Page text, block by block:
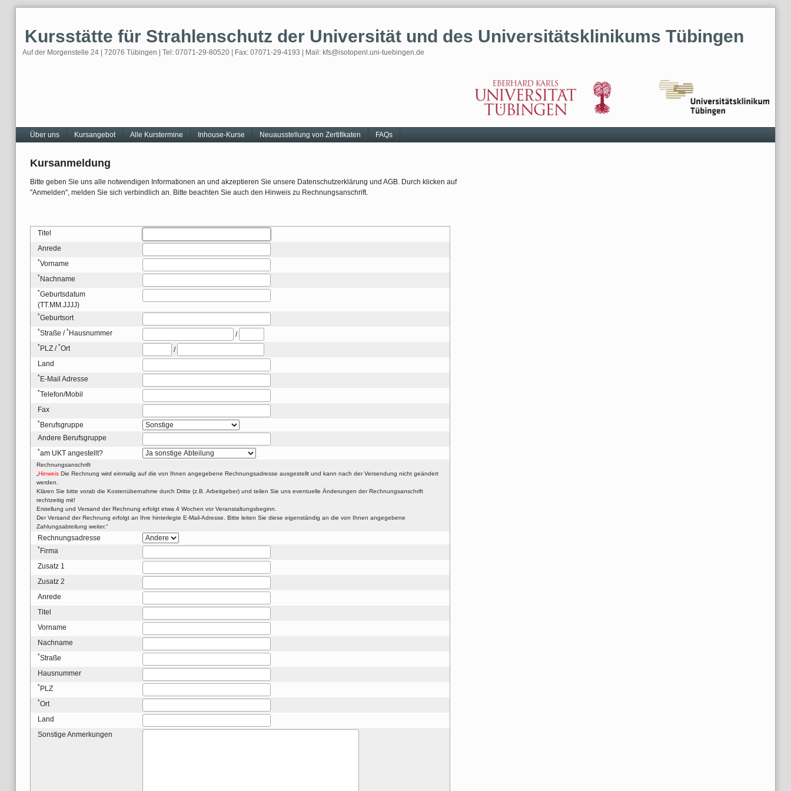
Kursstätte für Strahlenschutz der Universität und des Universitätsklinikums Tübingen
Auf der Morgenstelle 24 | 72076 Tübingen | Tel: 07071-29-80520 | Fax: 07071-29-4193 | Mail: kfs@isotopenl.uni-tuebingen.de
Navigation
Über uns Kursangebot Alle Kurstermine Inhouse-Kurse Neuausstellung von Zertifikaten FAQs
Kursanmeldung
Bitte geben Sie uns alle notwendigen Informationen an und akzeptieren Sie unsere Datenschutzerklärung und AGB. Durch klicken auf
"Anmelden", melden Sie sich verbindlich an. Bitte beachten Sie auch den Hinweis zu Rechnungsanschrift.
Titel
Anrede
*Vorname
*Nachname
*Geburtsdatum
(TT.MM.JJJJ)
*Geburtsort
*Straße / *Hausnummer /
*PLZ/ *Ort
/
Land
*E-Mail Adresse
*Telefon/Mobil
Fax
*Berufsgruppe
Andere Berufsgruppe
*am UKT angestellt?
Rechnungsanschrift
HinweisDie Rechnung wird einmalig auf die von Ihnen angegebene Rechnungsadresse ausgestellt und kann nach der Versendung nicht geändert
werden.
Klären Sie bitte vorab die Kostenübernahme durch Dritte (z.B. Arbeitgeber) und teilen Sie uns eventuelle Änderungen der Rechnungsanschrift
rechtzeitig mit!
Erstellung und Versand der Rechnung erfolgt etwa 4 Wochen vor Veranstaltungsbeginn.
Der Versand der Rechnung erfolgt an Ihre hinterlegte E-Mail-Adresse. Bitte leiten Sie diese eigenständig an die von Ihnen angegebene
Zahlungsabteilung weiter.“
Rechnungsadresse
*Firma
Zusatz 1
Zusatz 2
Anrede
Titel
Vorname
Nachname
*Straße
Hausnummer
*PLZ
*Ort
Land
Sonstige Anmerkungen